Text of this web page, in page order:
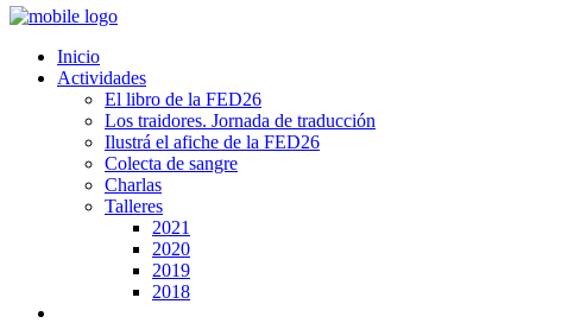
Inicio
Actividades
El libro de la FED26
Los traidores. Jornada de traducción
Ilustrá el afiche de la FED26
Colecta de sangre
Charlas
Talleres
2021
2020
2019
2018